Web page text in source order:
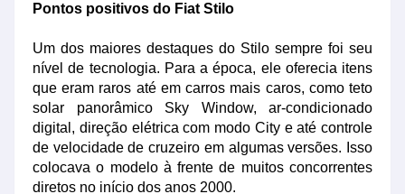
Pontos positivos do Fiat Stilo
Um dos maiores destaques do Stilo sempre foi seu
nível de tecnologia. Para a época, ele oferecia itens
que eram raros até em carros mais caros, como teto
solar panorâmico Sky Window, ar-condicionado
digital, direção elétrica com modo City e até controle
de velocidade de cruzeiro em algumas versões. Isso
colocava o modelo à frente de muitos concorrentes
diretos no início dos anos 2000.